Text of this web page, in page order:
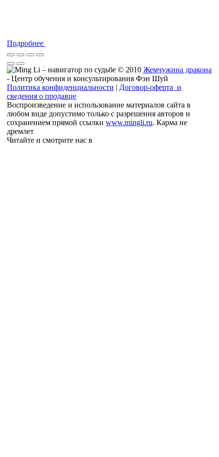
Подробнее
© 2010 Жемчужина дракона
- Центр обучения и консультирования Фэн Шуй
Политика конфиденциальности | Договор-оферта и
сведения о продавце
Воспроизведение и использование материалов сайта в
любом виде допустимо только с разрешения авторов и
сохранением прямой ссылки www.mingli.ru. Карма не
дремлет
Читайте и смотрите нас в